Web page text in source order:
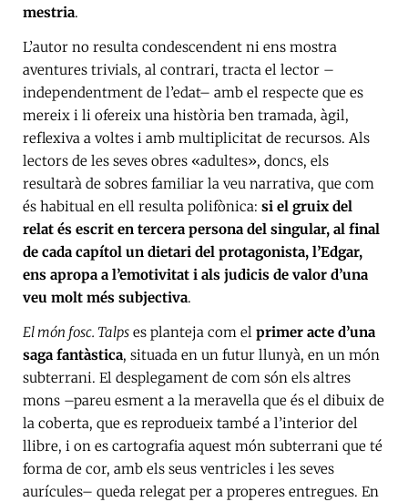
mestria.
L’autor no resulta condescendent ni ens mostra
aventures trivials, al contrari, tracta el lector –
independentment de l’edat– amb el respecte que es
mereix i li ofereix una història ben tramada, àgil,
reflexiva a voltes i amb multiplicitat de recursos. Als
lectors de les seves obres «adultes», doncs, els
resultarà de sobres familiar la veu narrativa, que com
és habitual en ell resulta polifònica: si el gruix del
relat és escrit en tercera persona del singular, al final
de cada capítol un dietari del protagonista, l’Edgar,
ens apropa a l’emotivitat i als judicis de valor d’una
veu molt més subjectiva.
El món fosc. Talps es planteja com el primer acte d’una
saga fantàstica, situada en un futur llunyà, en un món
subterrani. El desplegament de com són els altres
mons –pareu esment a la meravella que és el dibuix de
la coberta, que es reprodueix també a l’interior del
llibre, i on es cartografia aquest món subterrani que té
forma de cor, amb els seus ventricles i les seves
aurícules– queda relegat per a properes entregues. En